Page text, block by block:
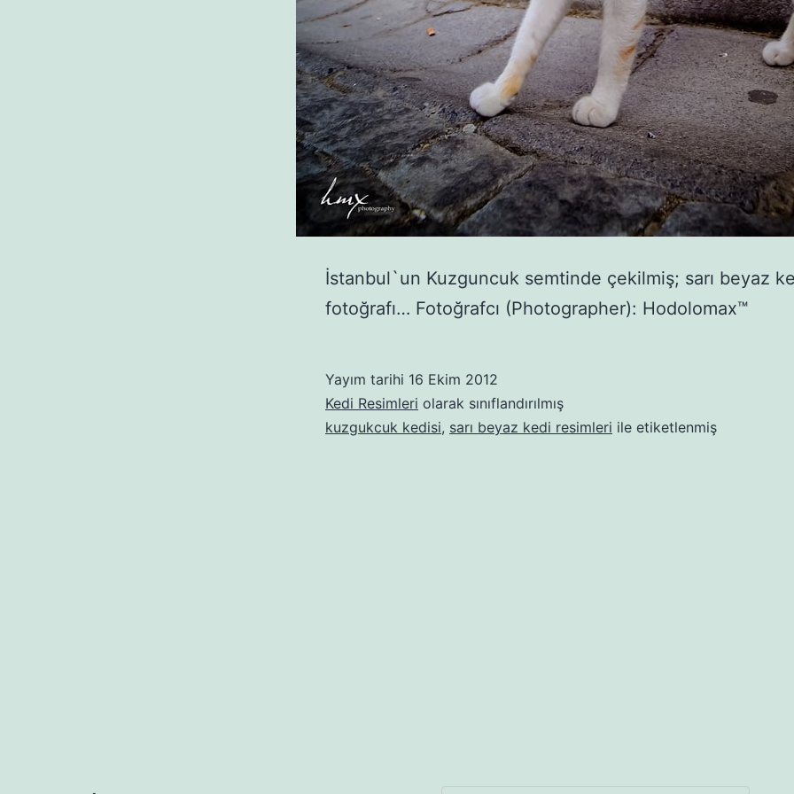
İstanbul`un Kuzguncuk semtinde çekilmiş; sarı beyaz
fotoğrafı… Fotoğrafcı (Photographer): Hodolomax™
Yayım tarihi 16 Ekim 2012
Kedi Resimleri olarak sınıflandırılmış
kuzgukcuk kedisi, sarı beyaz kedi resimleri ile etiketlenmiş